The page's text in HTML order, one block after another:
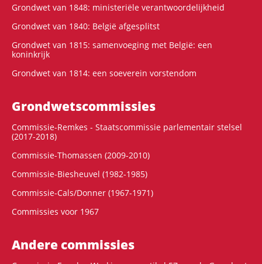
Grondwet van 1848: ministeriële verantwoordelijkheid
Grondwet van 1840: België afgesplitst
Grondwet van 1815: samenvoeging met België: een
koninkrijk
Grondwet van 1814: een soeverein vorstendom
Grondwets­commissies
Commissie-Remkes - Staatscommissie parlementair stelsel
(2017-2018)
Commissie-Thomassen (2009-2010)
Commissie-Biesheuvel (1982-1985)
Commissie-Cals/Donner (1967-1971)
Commissies voor 1967
Andere commissies